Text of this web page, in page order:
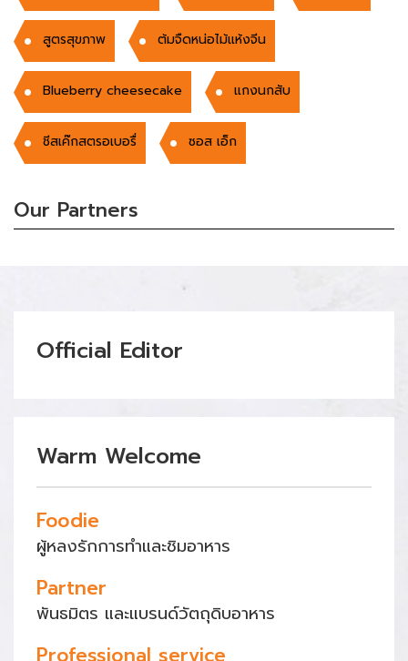
สูตรสุขภาพ ต้มจืดหน่อไม้แห้งจีน
Blueberry cheesecake แกงนกสับ
ชีสเค๊กสตรอเบอรื่ ซอส เอ็ก
Our Partners
Official Editor
Warm Welcome
Foodie
ผู้หลงรักการทำและชิมอาหาร
Partner
พันธมิตร และแบรนด์วัตถุดิบอาหาร